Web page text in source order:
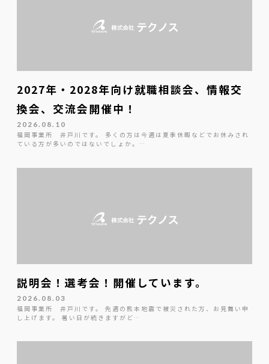
2027年・2028年向け就職相談会、情報交
換会、交流会開催中！
2026.08.10
福岡事業所 井戸川です。 多くの方は今週は夏季休暇などでお休みされ
ている方が多いのではないでしょか。…
説明会！選考会！開催しています。
2026.08.03
福岡事業所 井戸川です。 先週の熊本地震で被災された方、お見舞い申
し上げます。 暑い日が続きますがど…